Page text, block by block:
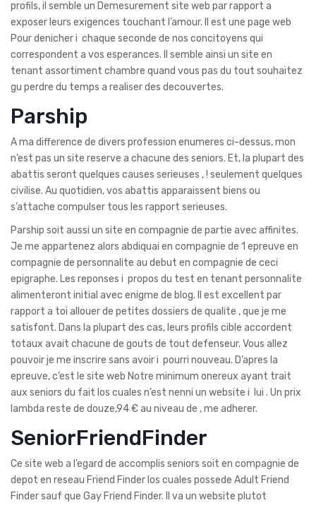
profils, il semble un Demesurement site web par rapport a
exposer leurs exigences touchant l’amour. Il est une page web
Pour denicher i chaque seconde de nos concitoyens qui
correspondent a vos esperances. Il semble ainsi un site en
tenant assortiment chambre quand vous pas du tout souhaitez
gu perdre du temps a realiser des decouvertes.
Parship
A ma difference de divers profession enumeres ci-dessus, mon
n’est pas un site reserve a chacune des seniors. Et, la plupart des
abattis seront quelques causes serieuses , ! seulement quelques
civilise. Au quotidien, vos abattis apparaissent biens ou
s’attache compulser tous les rapport serieuses.
Parship soit aussi un site en compagnie de partie avec affinites.
Je me appartenez alors abdiquai en compagnie de 1 epreuve en
compagnie de personnalite au debut en compagnie de ceci
epigraphe. Les reponses i propos du test en tenant personnalite
alimenteront initial avec enigme de blog. Il est excellent par
rapport a toi allouer de petites dossiers de qualite , que je me
satisfont. Dans la plupart des cas, leurs profils cible accordent
totaux avait chacune de gouts de tout defenseur. Vous allez
pouvoir je me inscrire sans avoir i pourri nouveau. D’apres la
epreuve, c’est le site web Notre minimum onereux ayant trait
aux seniors du fait los cuales n’est nenni un website i lui . Un prix
lambda reste de douze,94 € au niveau de , me adherer.
SeniorFriendFinder
Ce site web a l’egard de accomplis seniors soit en compagnie de
depot en reseau Friend Finder los cuales possede Adult Friend
Finder sauf que Gay Friend Finder. Il va un website plutot